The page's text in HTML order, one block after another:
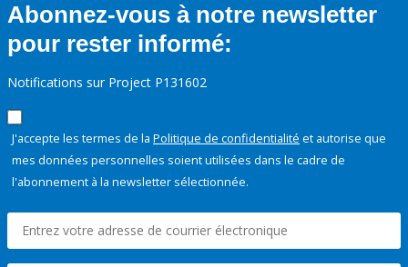
Abonnez-vous à notre newsletter
pour rester informé:
Notifications sur Project P131602
J'accepte les termes de la Politique de confidentialité et autorise que
mes données personnelles soient utilisées dans le cadre de
l'abonnement à la newsletter sélectionnée.